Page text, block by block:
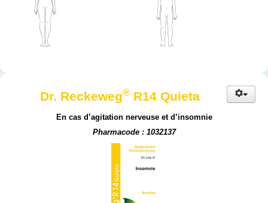
Dr. Reckeweg®R14 Quieta
En cas d’agitation nerveuse et d’insomnie
Pharmacode : 1032137